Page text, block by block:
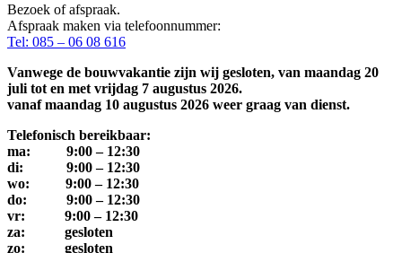
Bezoek of afspraak.
Afspraak maken via telefoonnummer:
Tel: 085 – 06 08 616
Vanwege de bouwvakantie zijn wij gesloten, van maandag 20
juli tot en met vrijdag 7 augustus 2026.
vanaf maandag 10 augustus 2026 weer graag van dienst.
Telefonisch bereikbaar:
ma: 9:00 – 12:30
di: 9:00 – 12:30
wo: 9:00 – 12:30
do: 9:00 – 12:30
vr: 9:00 – 12:30
za: gesloten
zo: gesloten